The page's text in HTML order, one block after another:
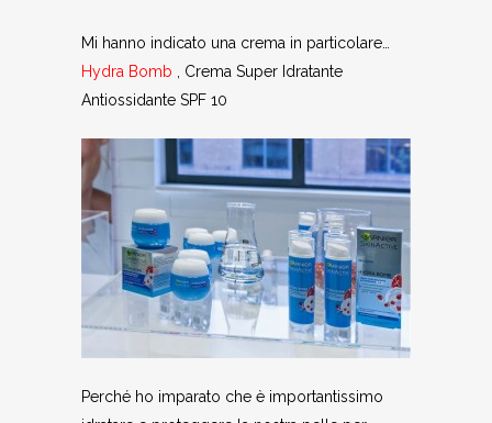
Mi hanno indicato una crema in particolare…
Hydra Bomb , Crema Super Idratante
Antiossidante SPF 10
Perché ho imparato che è importantissimo